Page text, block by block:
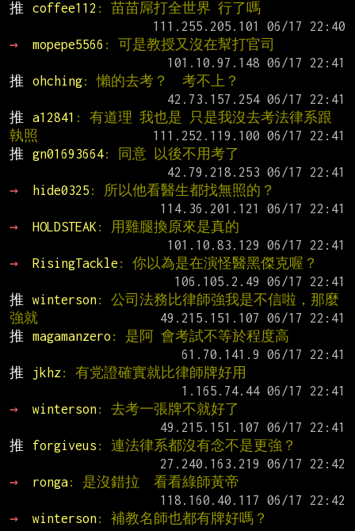
推
coffee112 : 苗苗屌打全世界 行了嗎
→
mopepe5566 : 可是教授又沒在幫打官司
推
ohching: 懶的去考？  考不上？
推
a12841 : 有道理 我也是 只是我沒去考法律系跟
執照
推
gn01693664: 同意 以後不用考了
→
hide0325 : 所以他看醫生都找無照的？
→
HOLDSTEAK : 用雞腿換原來是真的
→
RisingTackle : 你以為是在演怪醫黑傑克喔？
推
winterson: 公司法務比律師強我是不信啦，那麼
強就
推
magamanzero : 是阿 會考試不等於程度高
推
jkhz : 有党證確實就比律師牌好用
→
winterson: 去考一張牌不就好了
推
forgiveus : 連法律系都沒有念不是更強？
→
ronga: 是沒錯拉  看看綠師黃帝
→
winterson: 補教名師也都有牌好嗎？